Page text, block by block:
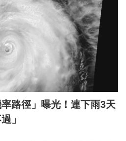
路徑」曝光！連下雨3天
」